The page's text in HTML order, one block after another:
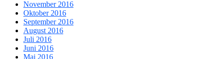
November 2016
Oktober 2016
September 2016
August 2016
Juli 2016
Juni 2016
Mai 2016